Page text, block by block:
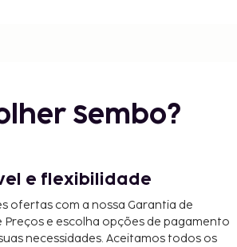
Sembo?
e flexibilidade
ofertas com a nossa Garantia de
Preços e escolha opções de pagamento
necessidades. Aceitamos todos os